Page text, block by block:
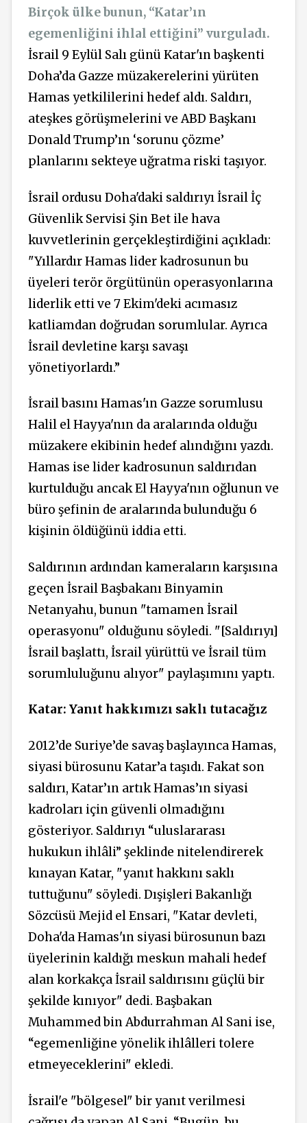
Birçok ülke bunun, “Katar’ın
egemenliğini ihlal ettiğini” vurguladı.
İsrail 9 Eylül Salı günü Katar'ın başkenti
Doha’da Gazze müzakerelerini yürüten
Hamas yetkililerini hedef aldı. Saldırı,
ateşkes görüşmelerini ve ABD Başkanı
Donald Trump’ın ‘sorunu çözme’
planlarını sekteye uğratma riski taşıyor.
İsrail ordusu Doha'daki saldırıyı İsrail İç
Güvenlik Servisi Şin Bet ile hava
kuvvetlerinin gerçekleştirdiğini açıkladı:
"Yıllardır Hamas lider kadrosunun bu
üyeleri terör örgütünün operasyonlarına
liderlik etti ve 7 Ekim'deki acımasız
katliamdan doğrudan sorumlular. Ayrıca
İsrail devletine karşı savaşı
yönetiyorlardı.”
İsrail basını Hamas'ın Gazze sorumlusu
Halil el Hayya'nın da aralarında olduğu
müzakere ekibinin hedef alındığını yazdı.
Hamas ise lider kadrosunun saldırıdan
kurtulduğu ancak El Hayya'nın oğlunun ve
büro şefinin de aralarında bulunduğu 6
kişinin öldüğünü iddia etti.
Saldırının ardından kameraların karşısına
geçen İsrail Başbakanı Binyamin
Netanyahu, bunun "tamamen İsrail
operasyonu" olduğunu söyledi. "[Saldırıyı]
İsrail başlattı, İsrail yürüttü ve İsrail tüm
sorumluluğunu alıyor" paylaşımını yaptı.
Katar: Yanıt hakkımızı saklı tutacağız
2012’de Suriye’de savaş başlayınca Hamas,
siyasi bürosunu Katar’a taşıdı. Fakat son
saldırı, Katar’ın artık Hamas’ın siyasi
kadroları için güvenli olmadığını
gösteriyor. Saldırıyı “uluslararası
hukukun ihlâli” şeklinde nitelendirerek
kınayan Katar, "yanıt hakkını saklı
tuttuğunu" söyledi. Dışişleri Bakanlığı
Sözcüsü Mejid el Ensari, "Katar devleti,
Doha'da Hamas'ın siyasi bürosunun bazı
üyelerinin kaldığı meskun mahali hedef
alan korkakça İsrail saldırısını güçlü bir
şekilde kınıyor" dedi. Başbakan
Muhammed bin Abdurrahman Al Sani ise,
“egemenliğine yönelik ihlâlleri tolere
etmeyeceklerini" ekledi.
İsrail'e "bölgesel" bir yanıt verilmesi